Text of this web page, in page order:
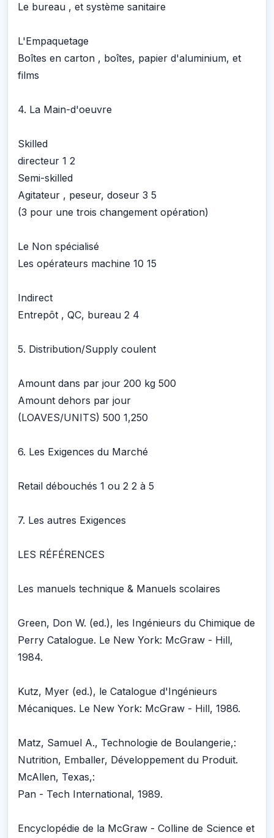
Le bureau , et système sanitaire
L'Empaquetage
Boîtes en carton , boîtes, papier d'aluminium, et
films
4. La Main-d'oeuvre
Skilled
directeur 1 2
Semi-skilled
Agitateur , peseur, doseur 3 5
(3 pour une trois changement opération)
Le Non spécialisé
Les opérateurs machine 10 15
Indirect
Entrepôt , QC, bureau 2 4
5. Distribution/Supply coulent
Amount dans par jour 200 kg 500
Amount dehors par jour
(LOAVES/UNITS) 500 1,250
6. Les Exigences du Marché
Retail débouchés 1 ou 2 2 à 5
7. Les autres Exigences
LES RÉFÉRENCES
Les manuels technique & Manuels scolaires
Green, Don W. (ed.), les Ingénieurs du Chimique de
Perry Catalogue. Le New York: McGraw - Hill,
1984.
Kutz, Myer (ed.), le Catalogue d'Ingénieurs
Mécaniques. Le New York: McGraw - Hill, 1986.
Matz, Samuel A., Technologie de Boulangerie,:
Nutrition, Emballer, Développement du Produit.
McAllen, Texas,:
Pan - Tech International, 1989.
Encyclopédie de la McGraw - Colline de Science et